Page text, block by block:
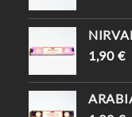
1,90 €